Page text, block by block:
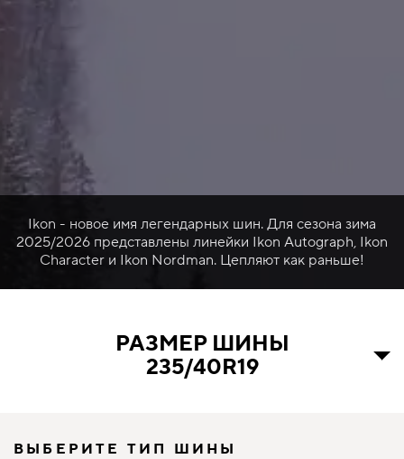
Ikon - новое имя легендарных шин. Для сезона зима
2025/2026 представлены линейки Ikon Autograph, Ikon
Character и Ikon Nordman. Цепляют как раньше!
РАЗМЕР ШИНЫ
235/40R19
ВЫБЕРИТЕ ТИП ШИНЫ